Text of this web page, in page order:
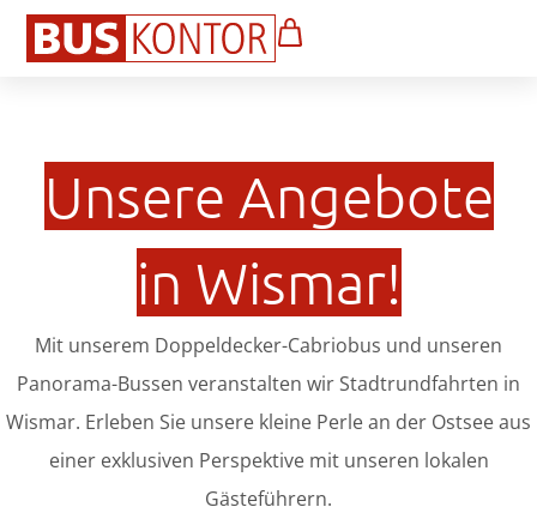
Unsere Angebote
in Wismar!
Mit unserem Doppeldecker-Cabriobus und unseren
Panorama-Bussen veranstalten wir Stadtrundfahrten in
Wismar. Erleben Sie unsere kleine Perle an der Ostsee aus
einer exklusiven Perspektive mit unseren lokalen
Gästeführern.